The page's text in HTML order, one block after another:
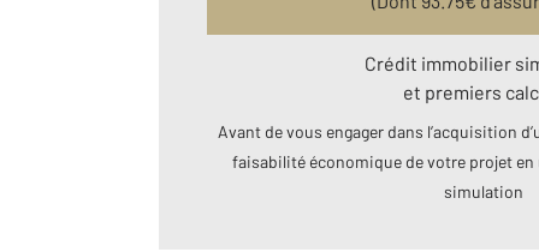
Crédit immobilier
et premiers
Avant de vous engager dans l’acquisition
faisabilité économique de votre projet
simulation